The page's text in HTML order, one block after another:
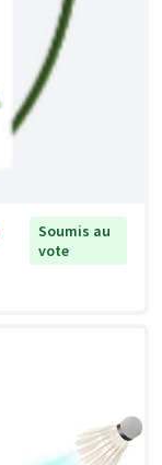
Soumis au
vote